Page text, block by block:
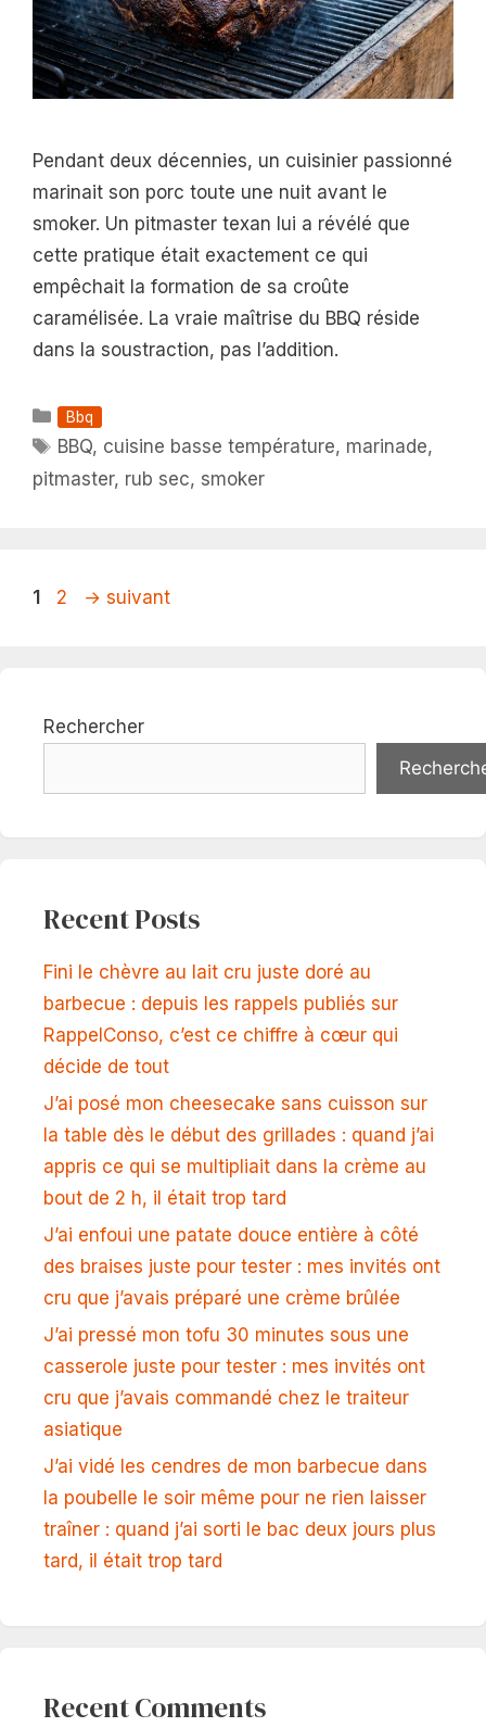
Pendant deux décennies, un cuisinier passionné
marinait son porc toute une nuit avant le
smoker. Un pitmaster texan lui a révélé que
cette pratique était exactement ce qui
empêchait la formation de sa croûte
caramélisée. La vraie maîtrise du BBQ réside
dans la soustraction, pas l’addition.
Catégories
Bbq
Étiquettes
BBQ, cuisine basse température, marinade,
pitmaster, rub sec, smoker
Page
1 Page
2 → suivant
Rechercher
Recent Posts
Fini le chèvre au lait cru juste doré au
barbecue : depuis les rappels publiés sur
RappelConso, c’est ce chiffre à cœur qui
décide de tout
J’ai posé mon cheesecake sans cuisson sur
la table dès le début des grillades : quand j’ai
appris ce qui se multipliait dans la crème au
bout de 2 h, il était trop tard
J’ai enfoui une patate douce entière à côté
des braises juste pour tester : mes invités ont
cru que j’avais préparé une crème brûlée
J’ai pressé mon tofu 30 minutes sous une
casserole juste pour tester : mes invités ont
cru que j’avais commandé chez le traiteur
asiatique
J’ai vidé les cendres de mon barbecue dans
la poubelle le soir même pour ne rien laisser
traîner : quand j’ai sorti le bac deux jours plus
tard, il était trop tard
Recent Comments